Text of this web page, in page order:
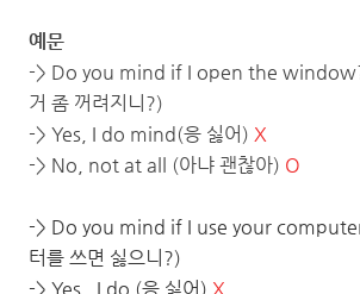
예문
-> Do you mind if I open the
거 좀 꺼려지니?)
-> Yes, I do mind(응 싫어) X
-> No, not at all (아냐 괜찮아) O
-> Do you mind if I use your
터를 쓰면 싫으니?)
-> Yes, I do (응 싫어) X